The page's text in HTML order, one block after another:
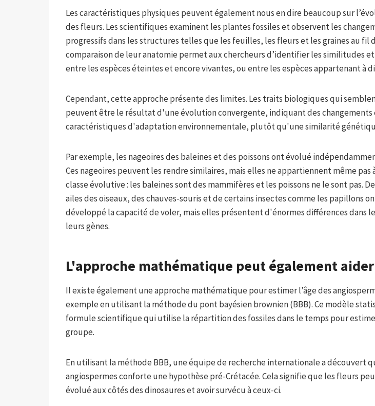
Les caractéristiques physiques peuvent également nous en dire beaucoup sur
des fleurs. Les scientifiques examinent les plantes fossiles et observent les
progressifs dans les structures telles que les feuilles, les fleurs et les graines au fil
comparaison de leur anatomie permet aux chercheurs d’identifier les similitudes
entre les espèces éteintes et encore vivantes, ou entre les espèces appartenant à
Cependant, cette approche présente des limites. Les traits biologiques qui
peuvent être le résultat d'une évolution convergente, indiquant des changements
caractéristiques d'adaptation environnementale, plutôt qu'une similarité
Par exemple, les nageoires des baleines et des poissons ont évolué
Ces nageoires peuvent les rendre similaires, mais elles ne appartiennent même pas
classe évolutive : les baleines sont des mammifères et les poissons ne le sont pas.
ailes des oiseaux, des chauves-souris et de certains insectes comme les papillons
développé la capacité de voler, mais elles présentent d'énormes différences dans
leurs gènes.
L'approche mathématique peut également aider
Il existe également une approche mathématique pour estimer l’âge des
exemple en utilisant la méthode du pont bayésien brownien (BBB). Ce modèle
formule scientifique qui utilise la répartition des fossiles dans le temps pour
groupe.
En utilisant la méthode BBB, une équipe de recherche internationale a découvert
angiospermes conforte une hypothèse pré-Crétacée. Cela signifie que les fleurs
évolué aux côtés des dinosaures et avoir survécu à ceux-ci.